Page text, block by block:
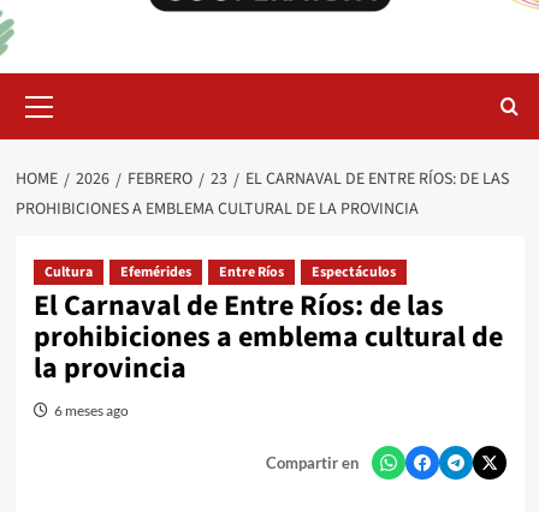
Menu
HOME 2026 FEBRERO 23
EL CARNAVAL DE ENTRE RÍOS: DE LAS
PROHIBICIONES A EMBLEMA CULTURAL DE LA PROVINCIA
Cultura Efemérides Entre Ríos Espectáculos
El Carnaval de Entre Ríos: de las
prohibiciones a emblema cultural de
la provincia
6 meses ago
Compartir en